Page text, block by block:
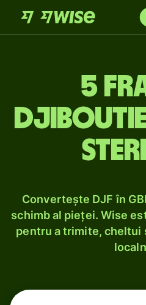
5
Convertește DJF în
schimb al pieței. Wise
pentru a trimite, cheltui